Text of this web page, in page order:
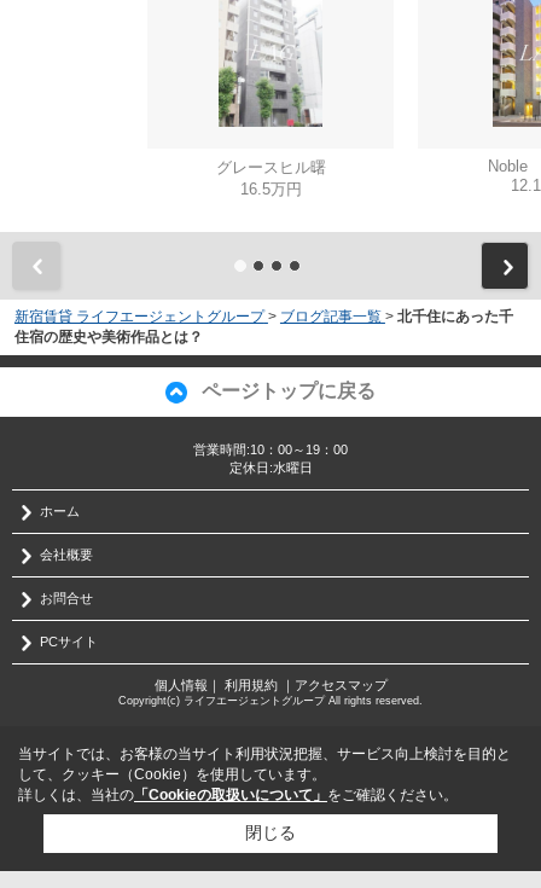
グレースヒル曙
16.5万円
Noble
新宿賃貸 ライフエージェントグループ > ブログ記事一覧 > 北千住にあった千
住宿の歴史や美術作品とは？
ページトップに戻る
営業時間:10：00～19：00
定休日:水曜日
ホーム
会社概要
お問合せ
PCサイト
個人情報 ｜ 利用規約｜ アクセスマップ
Copyright(c) ライフエージェントグループ All rights reserved.
当サイトでは、お客様の当サイト利用状況把握、サービス向上検討を目的と
して、クッキー（Cookie）を使用しています。
詳しくは、当社の 「Cookieの取扱いについて」 をご確認ください。
閉じる